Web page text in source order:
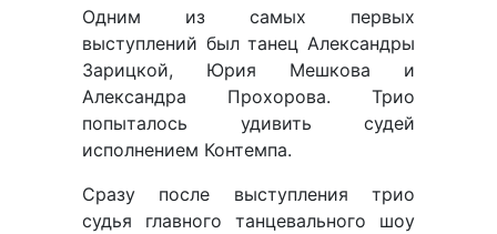
Одним из самых первых
выступлений был танец Александры
Зарицкой, Юрия Мешкова и
Александра Прохорова. Трио
попыталось удивить судей
исполнением Контемпа.
Сразу после выступления трио
судья главного танцевального шоу